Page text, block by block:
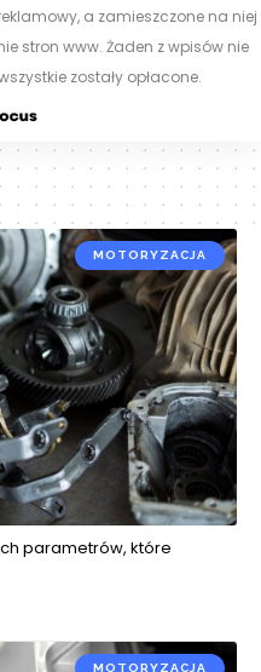
a zamieszczone na niej
stron www. Żaden z wpisów nie
zostały opłacone.
MOTORYZACJA
parametrów, które
MOTORYZACJA